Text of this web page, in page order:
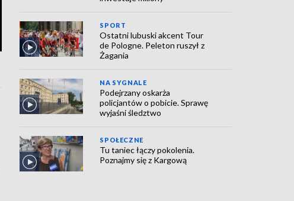
SPORT
Ostatni lubuski akcent Tour
de Pologne. Peleton ruszył z
Żagania
NA SYGNALE
Podejrzany oskarża
policjantów o pobicie. Sprawę
wyjaśni śledztwo
SPOŁECZNE
Tu taniec łączy pokolenia.
Poznajmy się z Kargową